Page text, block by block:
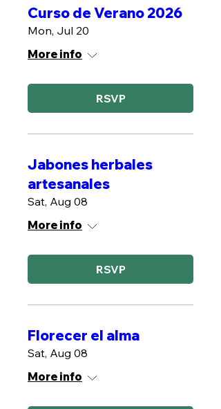
Curso de Verano 2026
Mon, Jul 20
More info
RSVP
Jabones herbales
artesanales
Sat, Aug 08
More info
RSVP
Florecer el alma
Sat, Aug 08
More info